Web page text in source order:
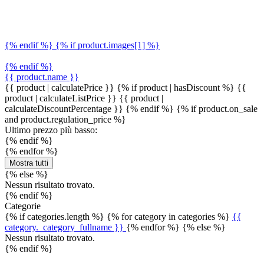
{% endif %} {% if product.images[1] %}
{% endif %}
{{ product.name }}
{{ product | calculatePrice }} {% if product | hasDiscount %} {{
product | calculateListPrice }} {{ product |
calculateDiscountPercentage }} {% endif %} {% if product.on_sale
and product.regulation_price %}
Ultimo prezzo più basso:
{% endif %}
{% endfor %}
Mostra tutti
{% else %}
Nessun risultato trovato.
{% endif %}
Categorie
{% if categories.length %} {% for category in categories %} {{
category._category_fullname }} {% endfor %} {% else %}
Nessun risultato trovato.
{% endif %}